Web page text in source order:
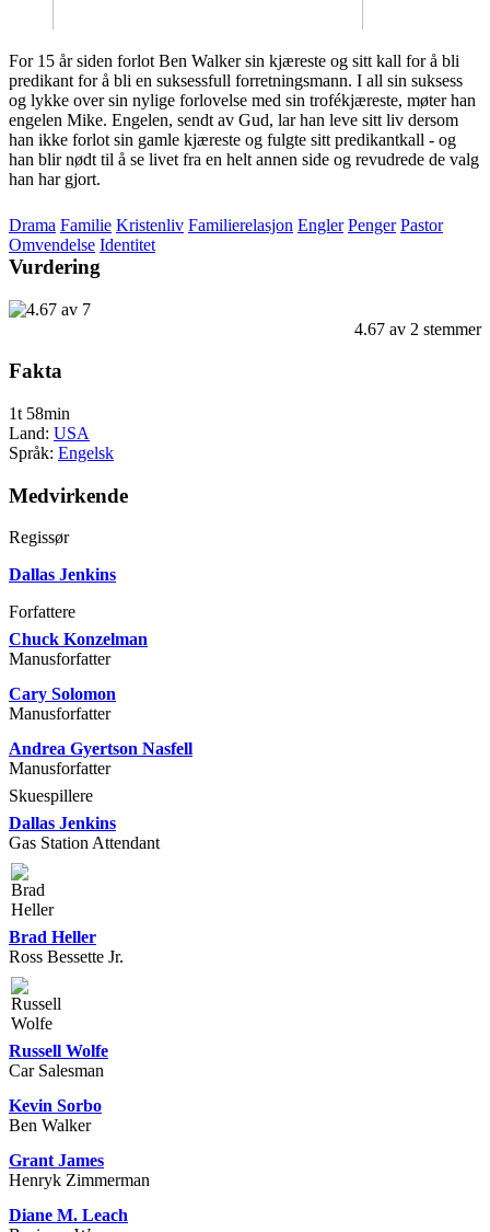
For 15 år siden forlot Ben Walker sin kjæreste og sitt kall for å bli
predikant for å bli en suksessfull forretningsmann. I all sin suksess
og lykke over sin nylige forlovelse med sin trofékjæreste, møter han
engelen Mike. Engelen, sendt av Gud, lar han leve sitt liv dersom
han ikke forlot sin gamle kjæreste og fulgte sitt predikantkall - og
han blir nødt til å se livet fra en helt annen side og revudrede de valg
han har gjort.
Drama Familie Kristenliv Familierelasjon Engler Penger Pastor
Omvendelse Identitet
Vurdering
4.67 av 2 stemmer
Fakta
1t 58min
Land: USA
Språk: Engelsk
Medvirkende
Regissør
Dallas Jenkins
Forfattere
Chuck Konzelman
Manusforfatter
Cary Solomon
Manusforfatter
Andrea Gyertson Nasfell
Manusforfatter
Skuespillere
Dallas Jenkins
Gas Station Attendant
Brad Heller
Ross Bessette Jr.
Russell Wolfe
Car Salesman
Kevin Sorbo
Ben Walker
Grant James
Henryk Zimmerman
Diane M. Leach